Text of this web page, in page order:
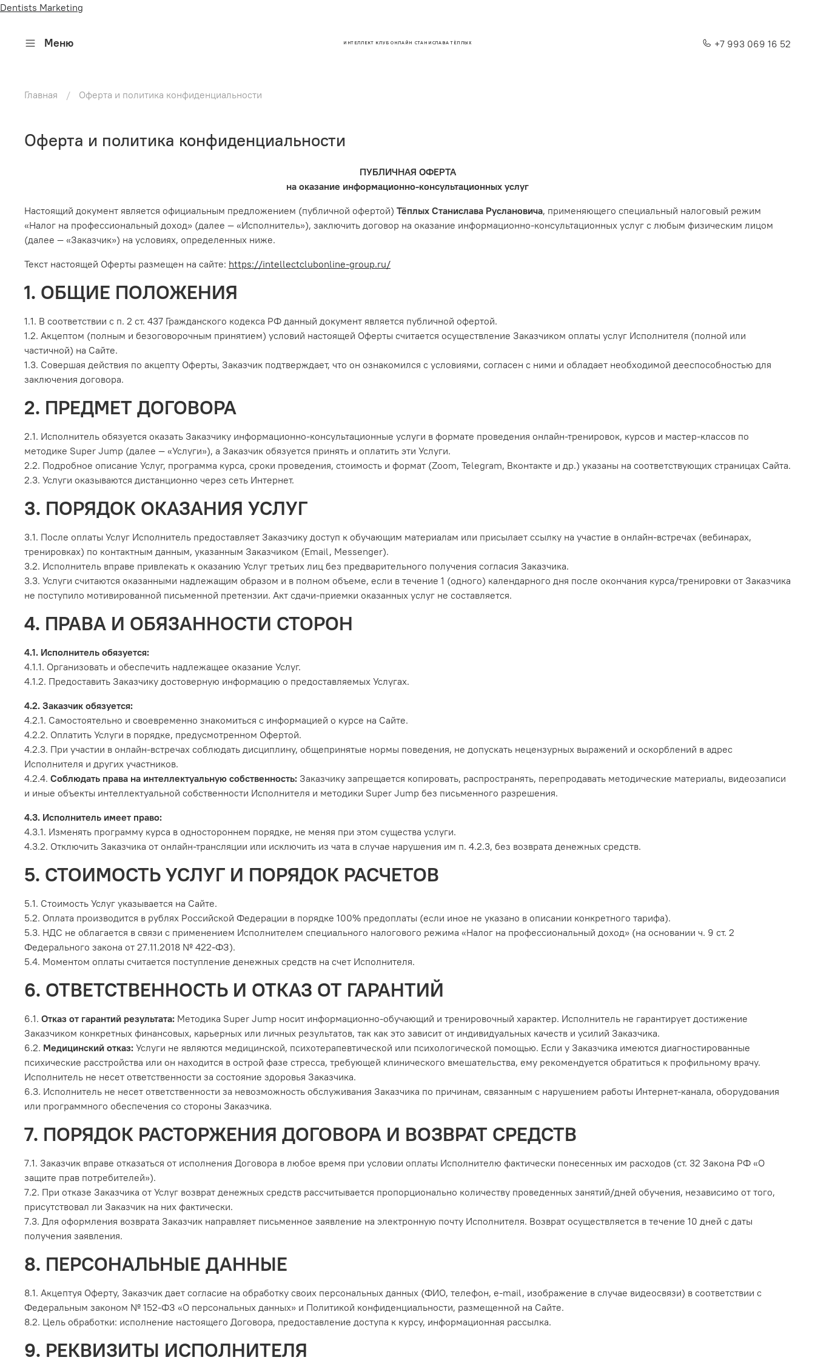
Dentists Marketing
Меню ИНТЕЛЛЕКТ КЛУБ ОНЛАЙН СТАНИСЛАВА ТЁПЛЫХ +7 993 069 16 52
Главная Оферта и политика конфиденциальности
Оферта и политика конфиденциальности
ПУБЛИЧНАЯ ОФЕРТА
на оказание информационно-консультационных услуг
Настоящий документ является официальным предложением (публичной офертой) Тёплых Станислава Руслановича, применяющего специальный налоговый режим
«Налог на профессиональный доход» (далее — «Исполнитель»), заключить договор на оказание информационно-консультационных услуг с любым физическим лицом
(далее — «Заказчик») на условиях, определенных ниже.
Текст настоящей Оферты размещен на сайте: https://intellectclubonline-group.ru/
1. ОБЩИЕ ПОЛОЖЕНИЯ
1.1. В соответствии с п. 2 ст. 437 Гражданского кодекса РФ данный документ является публичной офертой.
1.2. Акцептом (полным и безоговорочным принятием) условий настоящей Оферты считается осуществление Заказчиком оплаты услуг Исполнителя (полной или
частичной) на Сайте.
1.3. Совершая действия по акцепту Оферты, Заказчик подтверждает, что он ознакомился с условиями, согласен с ними и обладает необходимой дееспособностью для
заключения договора.
2. ПРЕДМЕТ ДОГОВОРА
2.1. Исполнитель обязуется оказать Заказчику информационно-консультационные услуги в формате проведения онлайн-тренировок, курсов и мастер-классов по
методике Super Jump (далее — «Услуги»), а Заказчик обязуется принять и оплатить эти Услуги.
2.2. Подробное описание Услуг, программа курса, сроки проведения, стоимость и формат (Zoom, Telegram, Вконтакте и др.) указаны на соответствующих страницах Сайта.
2.3. Услуги оказываются дистанционно через сеть Интернет.
3. ПОРЯДОК ОКАЗАНИЯ УСЛУГ
3.1. После оплаты Услуг Исполнитель предоставляет Заказчику доступ к обучающим материалам или присылает ссылку на участие в онлайн-встречах (вебинарах,
тренировках) по контактным данным, указанным Заказчиком (Email, Messenger).
3.2. Исполнитель вправе привлекать к оказанию Услуг третьих лиц без предварительного получения согласия Заказчика.
3.3. Услуги считаются оказанными надлежащим образом и в полном объеме, если в течение 1 (одного) календарного дня после окончания курса/тренировки от Заказчика
не поступило мотивированной письменной претензии. Акт сдачи-приемки оказанных услуг не составляется.
4. ПРАВА И ОБЯЗАННОСТИ СТОРОН
4.1. Исполнитель обязуется:
4.1.1. Организовать и обеспечить надлежащее оказание Услуг.
4.1.2. Предоставить Заказчику достоверную информацию о предоставляемых Услугах.
4.2. Заказчик обязуется:
4.2.1. Самостоятельно и своевременно знакомиться с информацией о курсе на Сайте.
4.2.2. Оплатить Услуги в порядке, предусмотренном Офертой.
4.2.3. При участии в онлайн-встречах соблюдать дисциплину, общепринятые нормы поведения, не допускать нецензурных выражений и оскорблений в адрес
Исполнителя и других участников.
4.2.4. Соблюдать права на интеллектуальную собственность: Заказчику запрещается копировать, распространять, перепродавать методические материалы, видеозаписи
и иные объекты интеллектуальной собственности Исполнителя и методики Super Jump без письменного разрешения.
4.3. Исполнитель имеет право:
4.3.1. Изменять программу курса в одностороннем порядке, не меняя при этом существа услуги.
4.3.2. Отключить Заказчика от онлайн-трансляции или исключить из чата в случае нарушения им п. 4.2.3, без возврата денежных средств.
5. СТОИМОСТЬ УСЛУГ И ПОРЯДОК РАСЧЕТОВ
5.1. Стоимость Услуг указывается на Сайте.
5.2. Оплата производится в рублях Российской Федерации в порядке 100% предоплаты (если иное не указано в описании конкретного тарифа).
5.3. НДС не облагается в связи с применением Исполнителем специального налогового режима «Налог на профессиональный доход» (на основании ч. 9 ст. 2
Федерального закона от 27.11.2018 № 422-ФЗ).
5.4. Моментом оплаты считается поступление денежных средств на счет Исполнителя.
6. ОТВЕТСТВЕННОСТЬ И ОТКАЗ ОТ ГАРАНТИЙ
6.1. Отказ от гарантий результата: Методика Super Jump носит информационно-обучающий и тренировочный характер. Исполнитель не гарантирует достижение
Заказчиком конкретных финансовых, карьерных или личных результатов, так как это зависит от индивидуальных качеств и усилий Заказчика.
6.2. Медицинский отказ: Услуги не являются медицинской, психотерапевтической или психологической помощью. Если у Заказчика имеются диагностированные
психические расстройства или он находится в острой фазе стресса, требующей клинического вмешательства, ему рекомендуется обратиться к профильному врачу.
Исполнитель не несет ответственности за состояние здоровья Заказчика.
6.3. Исполнитель не несет ответственности за невозможность обслуживания Заказчика по причинам, связанным с нарушением работы Интернет-канала, оборудования
или программного обеспечения со стороны Заказчика.
7. ПОРЯДОК РАСТОРЖЕНИЯ ДОГОВОРА И ВОЗВРАТ СРЕДСТВ
7.1. Заказчик вправе отказаться от исполнения Договора в любое время при условии оплаты Исполнителю фактически понесенных им расходов (ст. 32 Закона РФ «О
защите прав потребителей»).
7.2. При отказе Заказчика от Услуг возврат денежных средств рассчитывается пропорционально количеству проведенных занятий/дней обучения, независимо от того,
присутствовал ли Заказчик на них фактически.
7.3. Для оформления возврата Заказчик направляет письменное заявление на электронную почту Исполнителя. Возврат осуществляется в течение 10 дней с даты
получения заявления.
8. ПЕРСОНАЛЬНЫЕ ДАННЫЕ
8.1. Акцептуя Оферту, Заказчик дает согласие на обработку своих персональных данных (ФИО, телефон, e-mail, изображение в случае видеосвязи) в соответствии с
Федеральным законом № 152-ФЗ «О персональных данных» и Политикой конфиденциальности, размещенной на Сайте.
8.2. Цель обработки: исполнение настоящего Договора, предоставление доступа к курсу, информационная рассылка.
9. РЕКВИЗИТЫ ИСПОЛНИТЕЛЯ